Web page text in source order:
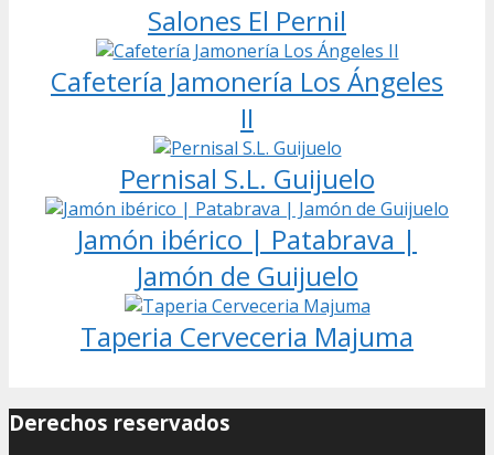
Salones El Pernil
Cafetería Jamonería Los Ángeles
II
Pernisal S.L. Guijuelo
Jamón ibérico | Patabrava |
Jamón de Guijuelo
Taperia Cerveceria Majuma
Derechos reservados